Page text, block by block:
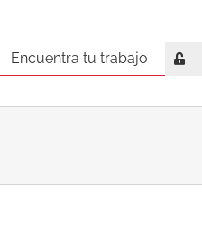
Encuentra tu trabajo